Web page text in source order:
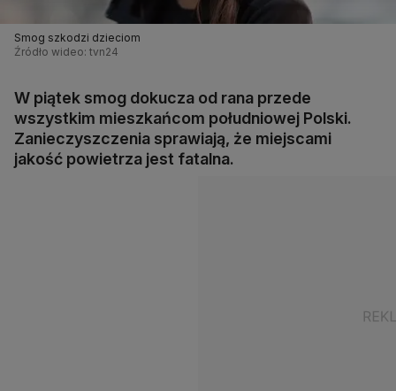
Smog szkodzi dzieciom
Źródło wideo: tvn24
W piątek smog dokucza od rana przede
wszystkim mieszkańcom południowej Polski.
Zanieczyszczenia sprawiają, że miejscami
jakość powietrza jest fatalna.